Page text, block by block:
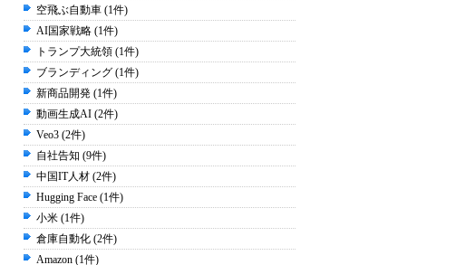
空飛ぶ自動車 (1件)
AI国家戦略 (1件)
トランプ大統領 (1件)
ブランディング (1件)
新商品開発 (1件)
動画生成AI (2件)
Veo3 (2件)
自社告知 (9件)
中国IT人材 (2件)
Hugging Face (1件)
小米 (1件)
倉庫自動化 (2件)
Amazon (1件)